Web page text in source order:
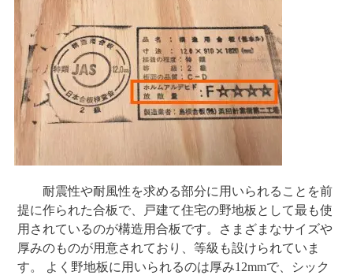
耐震性や耐風性を求める部分に用いられることを前
提に作られた合板で、戸建て住宅の野地板として最も使
用されているのが構造用合板です。さまざまなサイズや
厚みのものが用意されており、等級も設けられていま
す。 よく野地板に用いられるのは厚み12mmで、シック